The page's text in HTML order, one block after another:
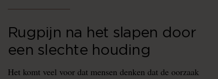
Rugpijn na het slapen door
een slechte houding
Het komt veel voor dat mensen denken dat de oorzaak